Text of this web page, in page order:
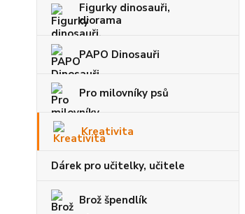
Figurky dinosauři,
diorama
PAPO Dinosauři
Pro milovníky psů
Kreativita
Dárek pro učitelky, učitele
Brož špendlík